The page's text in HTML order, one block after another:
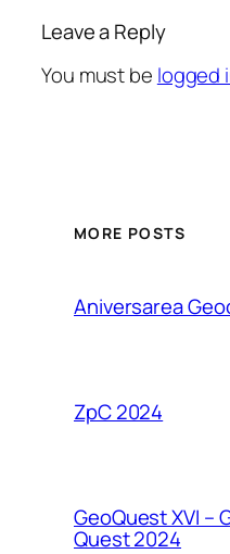
Leave a Reply
You must be logged
MORE POSTS
Aniversarea
ZpC 2024
GeoQuest XVI –
Quest 2024